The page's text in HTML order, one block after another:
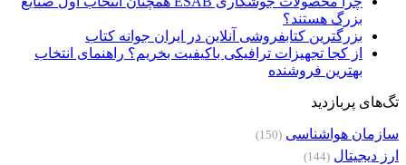
بزرگ هستند؟
بزرگترین کتابفروشی آنلاین در ایران جوانه کتاب
از کجا تجهیزات ترافیکی باکیفیت بخریم؟ راهنمای انتخاب
بهترین فروشنده
تگ‌های پربازدید
سازمان هواشناسی (150)
ارز دیجیتال (144)